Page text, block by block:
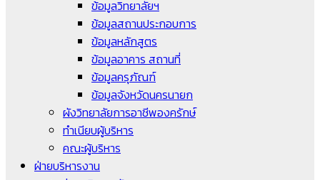
ข้อมูลวิทยาลัยฯ
ข้อมูลสถานประกอบการ
ข้อมูลหลักสูตร
ข้อมูลอาคาร สถานที่
ข้อมูลครุภัณฑ์
ข้อมูลจังหวัดนครนายก
ผังวิทยาลัยการอาชีพองครักษ์
ทำเนียบผู้บริหาร
คณะผู้บริหาร
ฝ่ายบริหารงาน